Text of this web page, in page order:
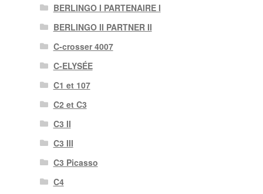
BERLINGO I PARTENAIRE I
BERLINGO II PARTNER II
C-crosser 4007
C-ELYSÉE
C1 et 107
C2 et C3
C3 II
C3 III
C3 Picasso
C4